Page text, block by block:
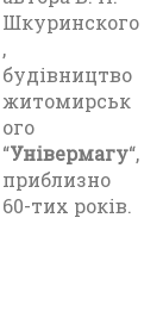
Шкуринского
,
будівництво
житомирськ
ого
“Універмагу“,
приблизно
60-тих років.